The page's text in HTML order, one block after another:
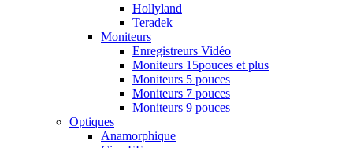
Hollyland
Teradek
Moniteurs
Enregistreurs Vidéo
Moniteurs 15pouces et plus
Moniteurs 5 pouces
Moniteurs 7 pouces
Moniteurs 9 pouces
Optiques
Anamorphique